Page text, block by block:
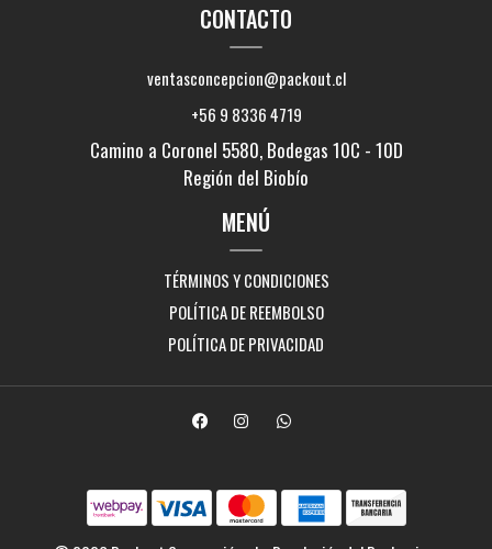
CONTACTO
ventasconcepcion@packout.cl
+56 9 8336 4719
Camino a Coronel 5580, Bodegas 10C - 10D
Región del Biobío
MENÚ
TÉRMINOS Y CONDICIONES
POLÍTICA DE REEMBOLSO
POLÍTICA DE PRIVACIDAD